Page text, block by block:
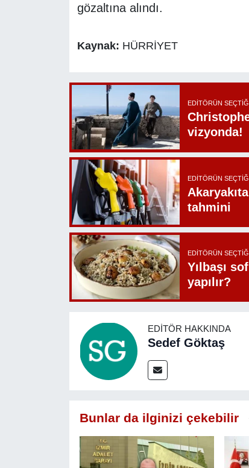
gözaltına alındı.
Kaynak: HÜRRİYET
EDITÖRÜN
vizyonda!
EDITÖRÜN
tahmini
EDITÖRÜN
Yılbaşı
yapılır?
EDITÖR HAKKINDA
Sedef Göktaş
Bunlar da ilginizi çekebilir